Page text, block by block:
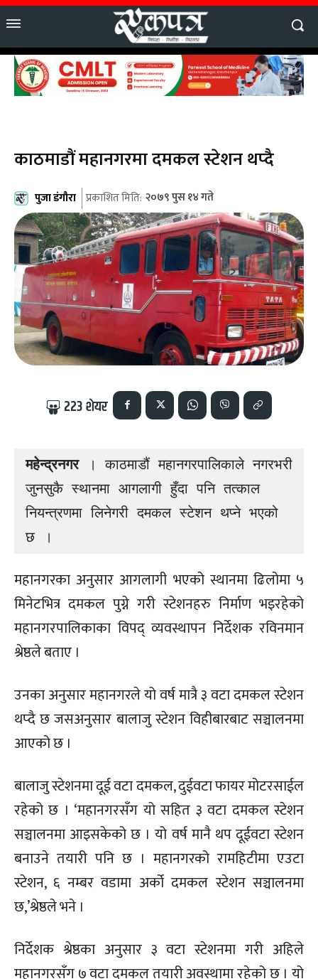
काठमाडौं महानगरमा दमकल स्टेशन थप्दै
पुजा डंगौरा प्रकाशित मिति: २०७९ पुस १४ गते
223शेयर
महेन्द्रनगर
। काठमाडौं महानगरपालिकाले नगरभरी
जुनसुकै स्थानमा आगलागी हुँदा पनि तत्काल
नियन्त्रणमा लिनेगरी दमकल स्टेशन थप्ने भएको
छ ।
महानगरका अनुसार आगलागी भएको स्थानमा ढिलोमा ५
मिनेटभित्र दमकल पुग्ने गरी स्टेशनहरु निर्माण भइरहेको
महानगरपालिकाका विपद् व्यवस्थापन निर्देशक रविनमान
श्रेष्ठले बताए ।
उनका अनुसार महानगरले यो वर्ष मात्रै ३ वटा दमकल स्टेशन
थप्दै छ जसअनुसार बालाजु स्टेशन विहीबारबाट सञ्चालनमा
आएको छ ।
बालाजु स्टेशनमा दूई वटा दमकल, दुईवटा फायर मोटरसाईल
रहेको छ । ‘महानगरसँग यो सहित ३ वटा दमकल स्टेशन
सञ्चालनमा आइसकेको छ । यो वर्ष मानै थप दूईवटा स्टेशन
बनाउने तयारी पनि छ । महानगरको रामहिटीमा एउटा
स्टेशन, ६ नम्बर वडामा अर्को दमकल स्टेशन सञ्चालनमा
छ,’श्रेष्ठले भने ।
निर्देशक श्रेष्ठका अनुसार ३ वटा स्टेशनमा गरी अहिले
महानगरसँग ७ वटा दमकल तयारी अवस्थामा रहेको छ । यो